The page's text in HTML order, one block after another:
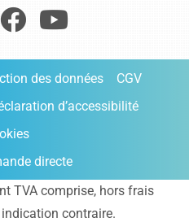
des données
CGV
d’accessibilité
directe
TVA comprise, hors frais
contraire.